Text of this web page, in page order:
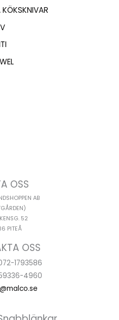
OSS
AB
52
PITEÅ
OSS
1793586
4960